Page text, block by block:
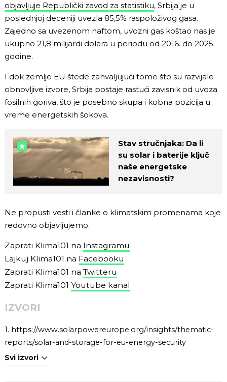
objavljuje Republički zavod za statistiku, Srbija je u
poslednjoj deceniji uvezla 85,5% raspoloživog gasa.
Zajedno sa uvezenom naftom, uvozni gas koštao nas je
ukupno 21,8 milijardi dolara u periodu od 2016. do 2025.
godine.
I dok zemlje EU štede zahvaljujući tome što su razvijale
obnovljive izvore, Srbija postaje rastući zavisnik od uvoza
fosilnih goriva, što je posebno skupa i kobna pozicija u
vreme energetskih šokova.
Stav stručnjaka: Da li
su solar i baterije ključ
naše energetske
nezavisnosti?
Ne propusti vesti i članke o klimatskim promenama koje
redovno objavljujemo.
Zaprati Klima101 na Instagramu
Lajkuj Klima101 na Facebooku
Zaprati Klima101 na Twitteru
Zaprati Klima101 Youtube kanal
IZVORI
1. https://www.solarpowereurope.org/insights/thematic-
reports/solar-and-storage-for-eu-energy-security
Svi izvori